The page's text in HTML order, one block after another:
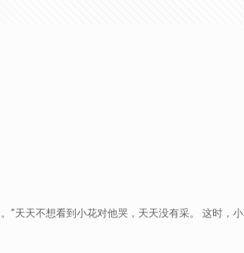
天天不想看到小花对他哭，天天没有采。 这时，